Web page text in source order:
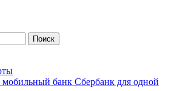
банк Сбербанк для одной